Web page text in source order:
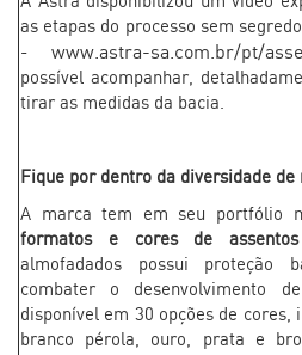
as etapas do processo sem
- www.astra-sa.com.br/pt/
possível acompanhar,
tirar as medidas da bacia.
Fique por dentro da diversidade de
A marca tem em seu portfólio
formatos e cores de assentos
almofadados possui proteção
combater o desenvolvimento
disponível em 30 opções de cores,
branco pérola, ouro, prata e